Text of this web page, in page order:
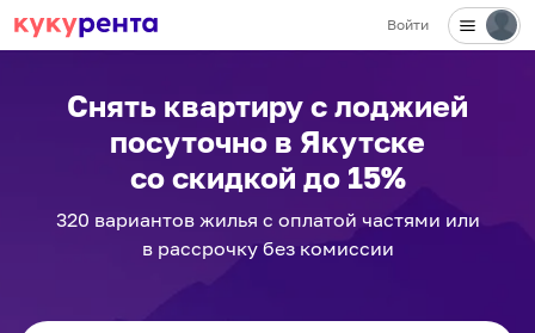
Войти
Снять квартиру с лоджией
посуточно в Якутске
со скидкой до 15%
320 вариантовжилья с оплатой частями или
в рассрочку без комиссии
✕